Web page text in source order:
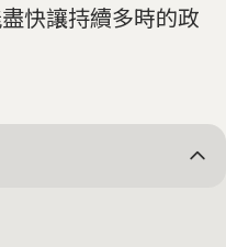
快讓持續多時的政